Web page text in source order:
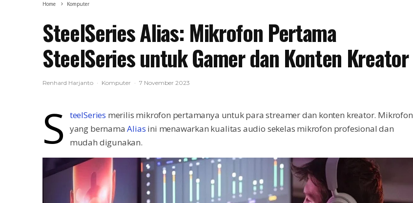
Home Komputer
SteelSeries Alias: Mikrofon Pertama
SteelSeries untuk Gamer dan Konten Kreator
Renhard Harjanto · Komputer · 7 November 2023
S teelSeries merilis mikrofon pertamanya untuk para streamer dan konten kreator. Mikrofon
yang bernamaAlias ini menawarkan kualitas audio sekelas mikrofon profesional dan
mudah digunakan.